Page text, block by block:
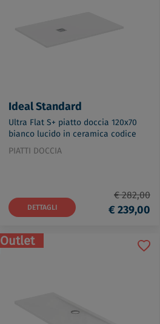
Ideal Standard
Ultra Flat S+ piatto doccia 120x70
bianco lucido in ceramica codice
prod: T5603FR
PIATTI DOCCIA
DETTAGLI
€ 282,00
€ 239,00
Outlet